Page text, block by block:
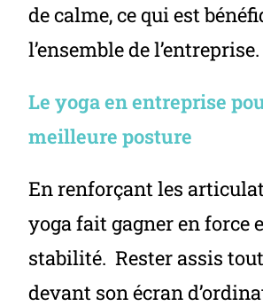
de calme, ce qui est
l’ensemble de l’entreprise.
Le yoga en entreprise
meilleure posture
En renforçant les
yoga fait gagner en force
stabilité. Rester assis
devant son écran